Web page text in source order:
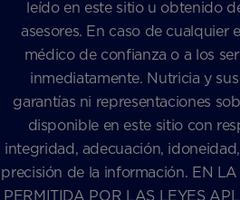
leído en este sitio u obtenido
asesores. En caso de cualquier
médico de confianza o a los
inmediatamente. Nutricia y
garantías ni representaciones
disponible en este sitio con
integridad, adecuación,
precisión de la información. EN
PERMITIDA POR LAS LEYES